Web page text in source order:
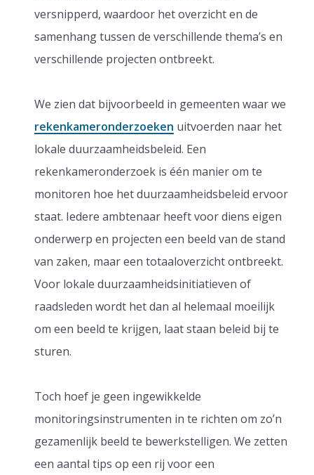
versnipperd, waardoor het overzicht en de
samenhang tussen de verschillende thema’s en
verschillende projecten ontbreekt.
We zien dat bijvoorbeeld in gemeenten waar we
rekenkameronderzoeken uitvoerden naar het
lokale duurzaamheidsbeleid. Een
rekenkameronderzoek is één manier om te
monitoren hoe het duurzaamheidsbeleid ervoor
staat. Iedere ambtenaar heeft voor diens eigen
onderwerp en projecten een beeld van de stand
van zaken, maar een totaaloverzicht ontbreekt.
Voor lokale duurzaamheidsinitiatieven of
raadsleden wordt het dan al helemaal moeilijk
om een beeld te krijgen, laat staan beleid bij te
sturen.
Toch hoef je geen ingewikkelde
monitoringsinstrumenten in te richten om zo’n
gezamenlijk beeld te bewerkstelligen. We zetten
een aantal tips op een rij voor een